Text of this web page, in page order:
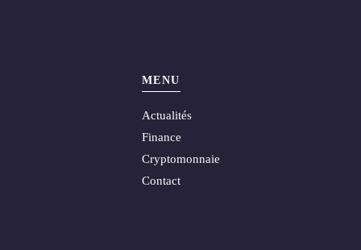
MENU
Actualités
Finance
Cryptomonnaie
Contact